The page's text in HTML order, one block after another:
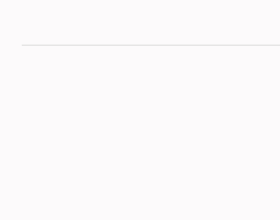
відзначається